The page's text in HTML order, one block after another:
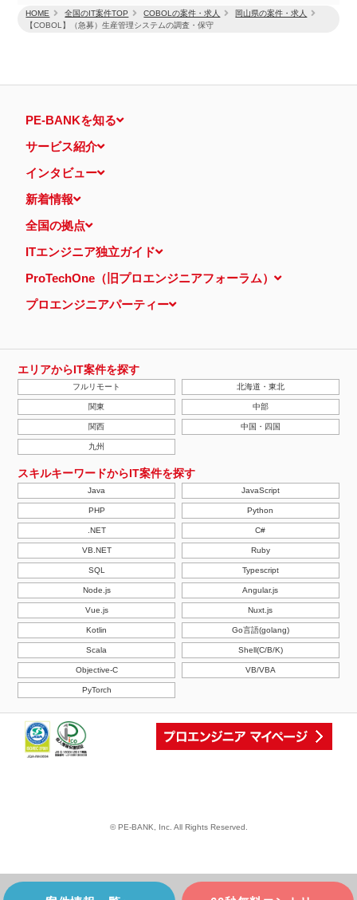
HOME 全国のIT案件TOP COBOLの案件・求人
岡山県の案件・求人
【COBOL】（急募）生産管理システムの調査・保守
PE-BANKを知る
サービス紹介
インタビュー
新着情報
全国の拠点
ITエンジニア独立ガイド
ProTechOne（旧プロエンジニアフォーラム）
プロエンジニアパーティー
エリアからIT案件を探す
フルリモート 北海道・東北
関東 中部
関西 中国・四国
九州
スキルキーワードからIT案件を探す
Java JavaScript
PHP Python
.NET C#
VB.NET Ruby
SQL Typescript
Node.js Angular.js
Vue.js Nuxt.js
Kotlin Go言語(golang)
Scala Shell(C/B/K)
Objective-C VB/VBA
PyTorch
© PE-BANK, Inc. All Rights Reserved.